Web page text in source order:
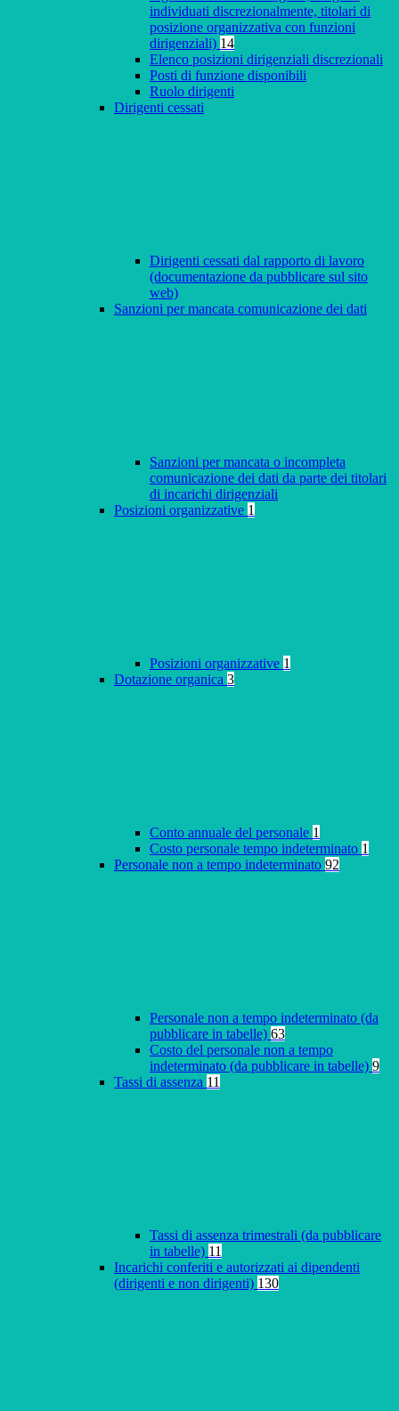
individuati discrezionalmente, titolari di
posizione organizzativa con funzioni
dirigenziali) 14
Elenco posizioni dirigenziali discrezionali
Posti di funzione disponibili
Ruolo dirigenti
Dirigenti cessati
Dirigenti cessati dal rapporto di lavoro
(documentazione da pubblicare sul sito
web)
Sanzioni per mancata comunicazione dei dati
Sanzioni per mancata o incompleta
comunicazione dei dati da parte dei titolari
di incarichi dirigenziali
Posizioni organizzative 1
Posizioni organizzative 1
Dotazione organica 3
Conto annuale del personale 1
Costo personale tempo indeterminato 1
Personale non a tempo indeterminato 92
Personale non a tempo indeterminato (da
pubblicare in tabelle) 63
Costo del personale non a tempo
indeterminato (da pubblicare in tabelle) 9
Tassi di assenza 11
Tassi di assenza trimestrali (da pubblicare
in tabelle) 11
Incarichi conferiti e autorizzati ai dipendenti
(dirigenti e non dirigenti) 130